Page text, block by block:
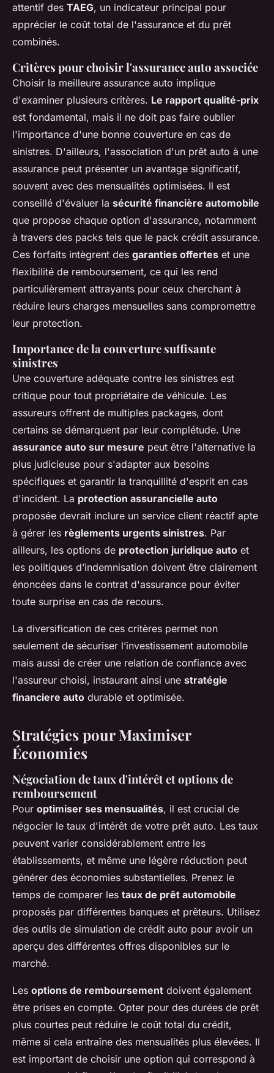
attentif des TAEG, un indicateur principal pour
apprécier le coût total de l'assurance et du prêt
combinés.
Critères pour choisir l'assurance auto associée
Choisir la meilleure assurance auto implique
d'examiner plusieurs critères. Le rapport qualité-prix
est fondamental, mais il ne doit pas faire oublier
l'importance d'une bonne couverture en cas de
sinistres. D'ailleurs, l'association d'un prêt auto à une
assurance peut présenter un avantage significatif,
souvent avec des mensualités optimisées. Il est
conseillé d'évaluer la sécurité financière automobile
que propose chaque option d'assurance, notamment
à travers des packs tels que le pack crédit assurance.
Ces forfaits intègrent des garanties offertes et une
flexibilité de remboursement, ce qui les rend
particulièrement attrayants pour ceux cherchant à
réduire leurs charges mensuelles sans compromettre
leur protection.
Importance de la couverture suffisante
sinistres
Une couverture adéquate contre les sinistres est
critique pour tout propriétaire de véhicule. Les
assureurs offrent de multiples packages, dont
certains se démarquent par leur complétude. Une
assurance auto sur mesure peut être l'alternative la
plus judicieuse pour s'adapter aux besoins
spécifiques et garantir la tranquillité d'esprit en cas
d'incident. La protection assurancielle auto
proposée devrait inclure un service client réactif apte
à gérer les règlements urgents sinistres. Par
ailleurs, les options de protection juridique auto et
les politiques d’indemnisation doivent être clairement
énoncées dans le contrat d'assurance pour éviter
toute surprise en cas de recours.
La diversification de ces critères permet non
seulement de sécuriser l’investissement automobile
mais aussi de créer une relation de confiance avec
l'assureur choisi, instaurant ainsi une stratégie
financiere auto durable et optimisée.
Stratégies pour Maximiser
Économies
Négociation de taux d'intérêt et options de
remboursement
Pour optimiser ses mensualités, il est crucial de
négocier le taux d'intérêt de votre prêt auto. Les taux
peuvent varier considérablement entre les
établissements, et même une légère réduction peut
générer des économies substantielles. Prenez le
temps de comparer les taux de prêt automobile
proposés par différentes banques et prêteurs. Utilisez
des outils de simulation de crédit auto pour avoir un
aperçu des différentes offres disponibles sur le
marché.
Les options de remboursement doivent également
être prises en compte. Opter pour des durées de prêt
plus courtes peut réduire le coût total du crédit,
même si cela entraîne des mensualités plus élevées. Il
est important de choisir une option qui correspond à